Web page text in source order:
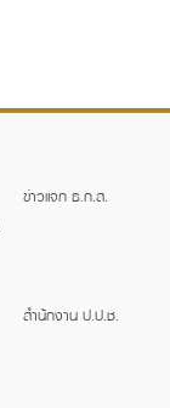
ข่าวแจก ธ.ก.ส.
สำนักงาน ป.ป.ช.